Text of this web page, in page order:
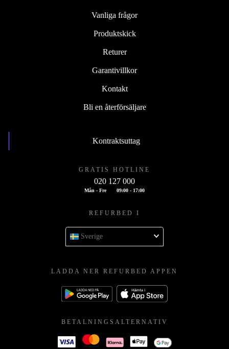
Vanliga frågor
Produktskick
Returer
Garantivillkor
Kontakt
Bli en återförsäljare
Kontraktsuttag
GRATIS HOTLINE
020 127 000
Mån - Fre 09:00 - 17:00
REFURBED I
Sverige
LADDA NER REFURBED APPEN
BETALNINGSALTERNATIV